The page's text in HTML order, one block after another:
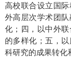
高校联合设立国
外高层次学术团
化；四，以中外
的多样化；五，
科研究的成果转化